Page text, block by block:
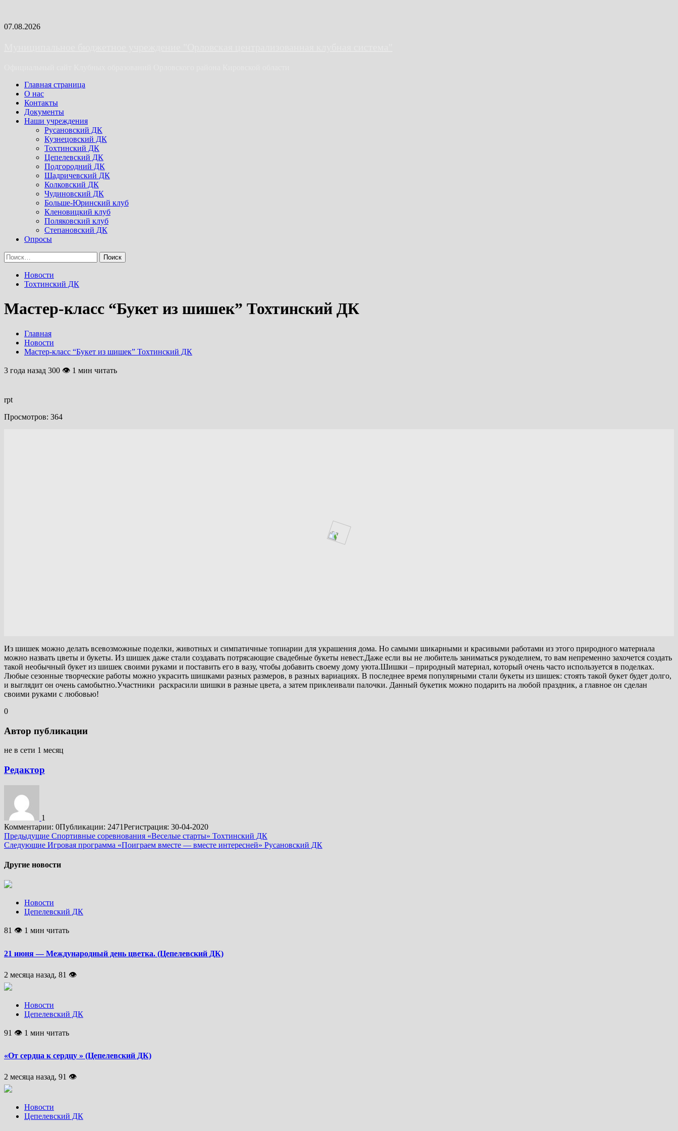
Skip
07.08.2026
Primary
Menu
Главная страница
О нас
Контакты
Документы
Наши учреждения
Русановский ДК
Кузнецовский ДК
Тохтинский ДК
Цепелевский ДК
Подгородний ДК
Шадричевский ДК
Колковский ДК
Чудиновский ДК
Больше-Юринский клуб
Кленовицкий клуб
Поляковский клуб
Степановский ДК
Опросы
Найти:
Новости
Тохтинский ДК
Мастер-класс “Букет из шишек” Тохтинский ДК
Главная
Новости
Мастер-класс “Букет из шишек” Тохтинский ДК
3 года назад 300 👁 1 мин читать
rpt
Просмотров: 364
Из шишек можно делать всевозможные поделки, животных и симпатичные топиарии для украшения дома. Но самыми шикарными и красивыми работами из этого природного материала
можно назвать цветы и букеты. Из шишек даже стали создавать потрясающие свадебные букеты невест.Даже если вы не любитель заниматься рукоделием, то вам непременно захочется создать
такой необычный букет из шишек своими руками и поставить его в вазу, чтобы добавить своему дому уюта.Шишки – природный материал, который очень часто используется в поделках.
Любые сезонные творческие работы можно украсить шишками разных размеров, в разных вариациях. В последнее время популярными стали букеты из шишек: стоять такой букет будет долго,
и выглядит он очень самобытно.Участники раскрасили шишки в разные цвета, а затем приклеивали палочки. Данный букетик можно подарить на любой праздник, а главное он сделан
своими руками с любовью!
0
Автор публикации
не в сети 1 месяц
Редактор
1
Комментарии: 0Публикации: 2471Регистрация: 30-04-2020
Подробнее
Предыдущие Спортивные соревнования «Веселые старты» Тохтинский ДК
Следующие Игровая программа «Поиграем вместе — вместе интересней» Русановский ДК
Другие новости
Новости
Цепелевский ДК
81 👁 1 мин читать
21 июня — Международный день цветка. (Цепелевский ДК)
2 месяца назад, 81 👁
Новости
Цепелевский ДК
91 👁 1 мин читать
«От сердца к сердцу » (Цепелевский ДК)
2 месяца назад, 91 👁
Новости
Цепелевский ДК